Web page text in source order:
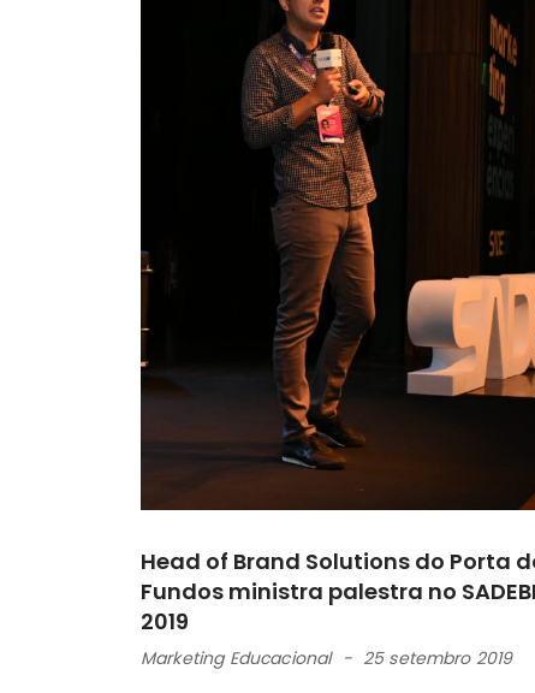
Head of Brand Solutions do Porta
Fundos ministra palestra no
2019
Marketing Educacional 25 setembro 2019